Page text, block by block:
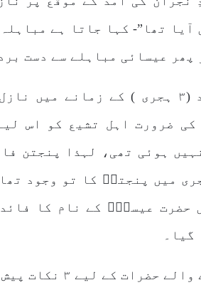
آیا تھا”- کہا جاتا ہے
پھر عیسائی مباہلے سے دست
۹ ہجری میں پنجتنؓ کا تو
حضرت عیسیٰؑ کے نام کا
گیا۔
کے لیے ۳ نکات پیش کردیتا ہوں: